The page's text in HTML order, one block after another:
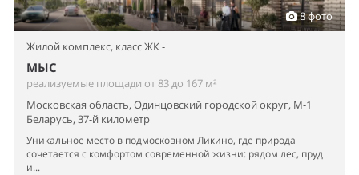
8 фото
Жилой комплекс, класс ЖК -
МЫС
реализуемые площади от 83 до 167 м²
Московская область, Одинцовский городской округ, М-1
Беларусь, 37-й километр
Уникальное место в подмосковном Ликино, где природа
сочетается с комфортом современной жизни: рядом лес, пруд
и...